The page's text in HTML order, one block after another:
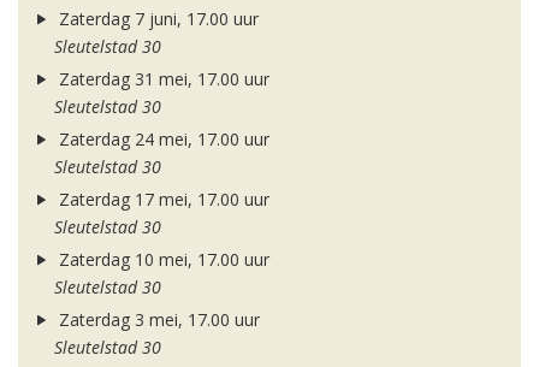
Zaterdag 7 juni, 17.00 uur
Sleutelstad 30
Zaterdag 31 mei, 17.00 uur
Sleutelstad 30
Zaterdag 24 mei, 17.00 uur
Sleutelstad 30
Zaterdag 17 mei, 17.00 uur
Sleutelstad 30
Zaterdag 10 mei, 17.00 uur
Sleutelstad 30
Zaterdag 3 mei, 17.00 uur
Sleutelstad 30